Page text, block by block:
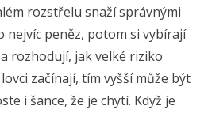
rozstřelu snaží správnými
nejvíc peněz, potom si vybírají
rozhodují, jak velké riziko
začínají, tím vyšší může být
i šance, že je chytí. Když je